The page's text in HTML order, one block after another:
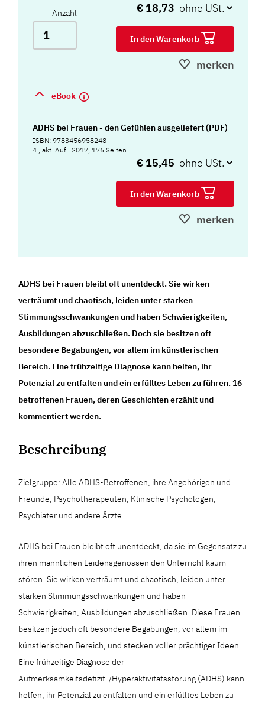
Anzahl € 18,73
In den Warenkorb
merken
eBook
ADHS bei Frauen - den Gefühlen ausgeliefert (PDF)
ISBN: 9783456958248
4., akt. Aufl. 2017, 176 Seiten
€ 15,45
In den Warenkorb
merken
ADHS bei Frauen bleibt oft unentdeckt. Sie wirken
verträumt und chaotisch, leiden unter starken
Stimmungsschwankungen und haben Schwierigkeiten,
Ausbildungen abzuschließen. Doch sie besitzen oft
besondere Begabungen, vor allem im künstlerischen
Bereich. Eine frühzeitige Diagnose kann helfen, ihr
Potenzial zu entfalten und ein erfülltes Leben zu führen. 16
betroffenen Frauen, deren Geschichten erzählt und
kommentiert werden.
Beschreibung
Zielgruppe: Alle ADHS-Betroffenen, ihre Angehörigen und
Freunde, Psychotherapeuten, Klinische Psychologen,
Psychiater und andere Ärzte.
ADHS bei Frauen bleibt oft unentdeckt, da sie im Gegensatz zu
ihren männlichen Leidensgenossen den Unterricht kaum
stören. Sie wirken verträumt und chaotisch, leiden unter
starken Stimmungsschwankungen und haben
Schwierigkeiten, Ausbildungen abzuschließen. Diese Frauen
besitzen jedoch oft besondere Begabungen, vor allem im
künstlerischen Bereich, und stecken voller prächtiger Ideen.
Eine frühzeitige Diagnose der
Aufmerksamkeitsdefizit-/Hyperaktivitätsstörung (ADHS) kann
helfen, ihr Potenzial zu entfalten und ein erfülltes Leben zu